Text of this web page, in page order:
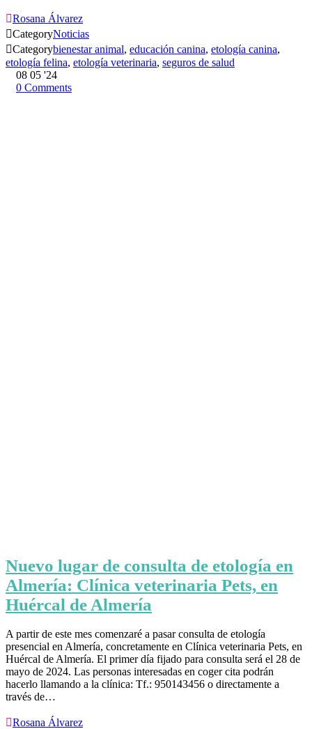
Rosana Álvarez
CategoryNoticias
Categorybienestar animal, educación canina, etología canina,
etología felina, etología veterinaria, seguros de salud
08 05 '24
0 Comments
Nuevo lugar de consulta de etología en
Almería: Clínica veterinaria Pets, en
Huércal de Almería
A partir de este mes comenzaré a pasar consulta de etología
presencial en Almería, concretamente en Clínica veterinaria Pets, en
Huércal de Almería. El primer día fijado para consulta será el 28 de
mayo de 2024. Las personas interesadas en coger cita podrán
hacerlo llamando a la clínica: Tf.: 950143456 o directamente a
través de…
Rosana Álvarez